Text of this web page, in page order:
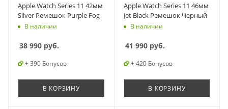
Apple Watch Series 11 42мм
Silver Ремешок Purple Fog
В наличии
38 990 руб.
+ 390 Бонусов
В КОРЗИНУ
Apple Watch Series 11 46мм
Jet Black Ремешок Черный
В наличии
41 990руб.
+ 420 Бонусов
В КОРЗИНУ